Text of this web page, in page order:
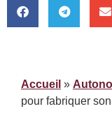
Accueil »
pour fabriquer